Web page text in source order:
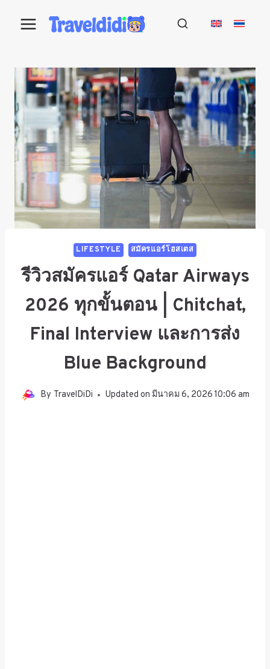
LIFESTYLE สมัครแอร์โฮสเตส
รีวิวสมัครแอร์ Qatar Airways
2026 ทุกขั้นตอน | Chitchat,
Final Interview และการส่ง
Blue Background
By TravelDiDi Updated on มีนาคม 6, 2026 10:06 am